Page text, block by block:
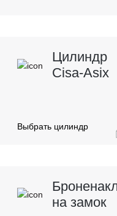
Цилиндр
Cisa-Asix
Выбрать цилиндр
на замок